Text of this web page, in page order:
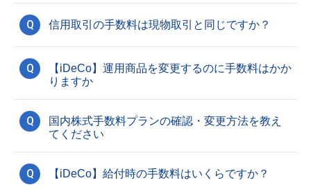
Q 信用取引の手数料は現物取引と同じですか？
Q
【iDeCo】運用商品を変更するのに手数料はかか
りますか
Q
国内株式手数料プランの確認・変更方法を教え
てください
Q 【iDeCo】給付時の手数料はいくらですか？